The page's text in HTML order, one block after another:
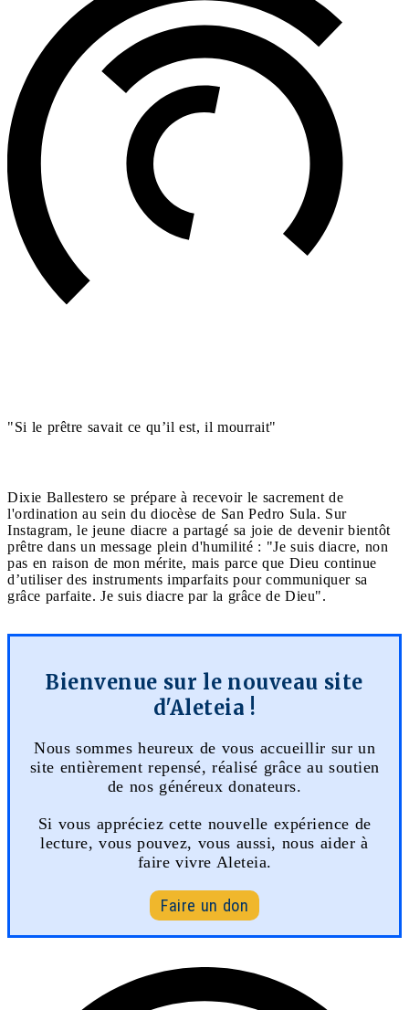
"Si le prêtre savait ce qu’il est, il mourrait"
Dixie Ballestero se prépare à recevoir le sacrement de
l'ordination au sein du diocèse de San Pedro Sula. Sur
Instagram, le jeune diacre a partagé sa joie de devenir bientôt
prêtre dans un message plein d'humilité : "Je suis diacre, non
pas en raison de mon mérite, mais parce que Dieu continue
d’utiliser des instruments imparfaits pour communiquer sa
grâce parfaite. Je suis diacre par la grâce de Dieu".
Bienvenue sur le nouveau site
d'Aleteia !
Nous sommes heureux de vous accueillir sur un
site entièrement repensé, réalisé grâce au soutien
de nos généreux donateurs.
Si vous appréciez cette nouvelle expérience de
lecture, vous pouvez, vous aussi, nous aider à
faire vivre Aleteia.
Faire un don